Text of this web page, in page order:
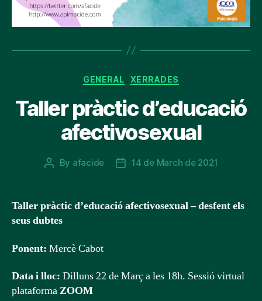
Categories
GENERAL XERRADES
Taller pràctic d’educació
afectivosexual
Post
By afacide
Post14 de March de 2021
Taller pràctic d’educació afectivosexual – desfent els
seus dubtes
Ponent: Mercè Cabot
Data i lloc: Dilluns 22 de Març a les 18h. Sessió virtual
plataformaZOOM